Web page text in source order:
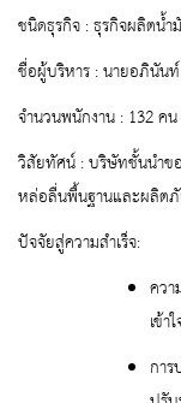
ชนิดธุรกิจ : ธุรกิจผลิตน้
ชื่อผู้บริหาร : นายอภินัน
จำนวนพนักงาน : 132 คน
วิสัยทัศน์ : บริษัทชั้นนำข
หล่อลื่นพื้นฐานและผลิต
ปัจจัยสู่ความสำเร็จ:
คว
เข้า
กา